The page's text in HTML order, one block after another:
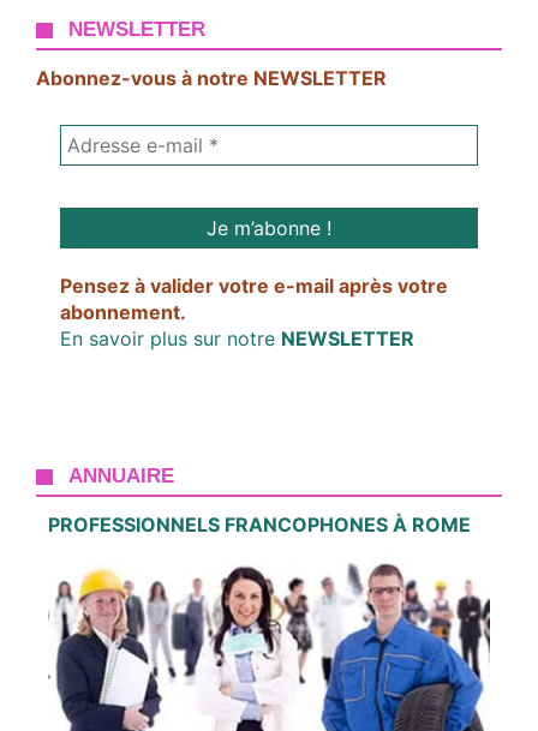
NEWSLETTER
Abonnez-vous à notre NEWSLETTER
Pensez à valider votre e-mail après votre
abonnement.
En savoir plus sur notre NEWSLETTER
ANNUAIRE
PROFESSIONNELS FRANCOPHONES À ROME